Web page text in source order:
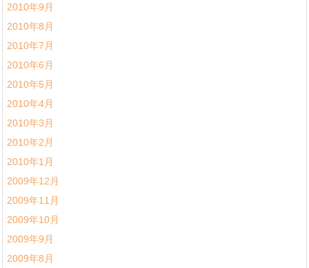
2010年9月
2010年8月
2010年7月
2010年6月
2010年5月
2010年4月
2010年3月
2010年2月
2010年1月
2009年12月
2009年11月
2009年10月
2009年9月
2009年8月